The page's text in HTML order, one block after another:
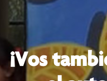
¡Vos